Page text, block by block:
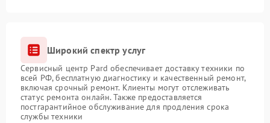
Широкий спектр услуг
Сервисный центр Pard обеспечивает доставку техники по
всей РФ, бесплатную диагностику и качественный ремонт,
включая срочный ремонт. Клиенты могут отслеживать
статус ремонта онлайн. Также предоставляется
постгарантийное обслуживание для продления срока
службы техники